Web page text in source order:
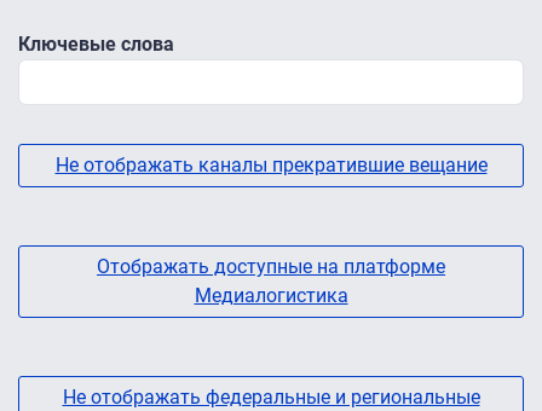
Ключевые слова
Не отображать каналы прекратившие вещание
Отображать доступные на платформе
Медиалогистика
Не отображать федеральные и региональные